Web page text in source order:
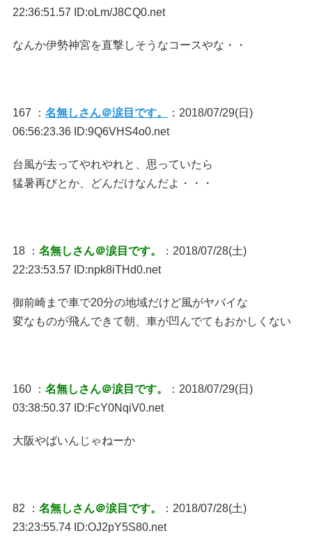
22:36:51.57 ID:oLm/J8CQ0.net
なんか伊勢神宮を直撃しそうなコースやな・・
167 ： 名無しさん＠涙目です。
：2018/07/29(日)
06:56:23.36 ID:9Q6VHS4o0.net
台風が去ってやれやれと、思っていたら
猛暑再びとか、どんだけなんだよ・・・
18 ： 名無しさん＠涙目です。
：2018/07/28(土)
22:23:53.57 ID:npk8iTHd0.net
御前崎まで車で20分の地域だけど風がヤバイな
変なものが飛んできて朝、車が凹んでてもおかしくない
160 ： 名無しさん＠涙目です。
：2018/07/29(日)
03:38:50.37 ID:FcY0NqiV0.net
大阪やばいんじゃねーか
82 ： 名無しさん＠涙目です。
：2018/07/28(土)
23:23:55.74 ID:OJ2pY5S80.net